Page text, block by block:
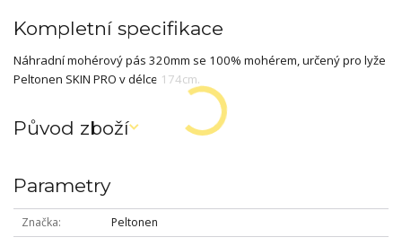
Kompletní specifikace
Náhradní mohérový pás 320mm se 100% mohérem, určený pro lyže
Peltonen SKIN PRO v délce 174cm.
Původ zboží
Parametry
Značka Peltonen